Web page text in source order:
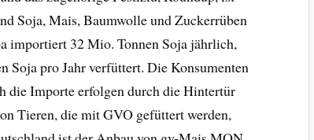
Soja, Mais, Baumwolle und Zuckerrüben
importiert 32 Mio. Tonnen Soja jährlich,
Soja pro Jahr verfüttert. Die Konsumenten
die Importe erfolgen durch die Hintertür
Tieren, die mit GVO gefüttert werden,